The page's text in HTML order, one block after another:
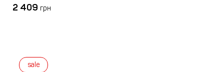
2 409 грн
sale